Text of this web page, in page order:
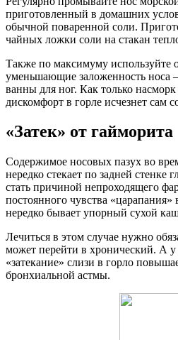
приготовленный в домашних
обычной поваренной соли.
чайных ложки соли на стакан
Также по максимуму используйте
уменьшающие заложенность носа
ванны для ног. Как только насморк
дискомфорт в горле исчезнет сам
«Затек» от гайморита
Содержимое носовых пазух во
нередко стекает по задней стенке
стать причиной непроходящего
постоянного чувства «царапания»
нередко бывает упорный сухой
Лечиться в этом случае нужно
может перейти в хронический. А у
«затекание» слизи в горло
бронхиальной астмы.